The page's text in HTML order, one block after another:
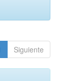
Siguiente